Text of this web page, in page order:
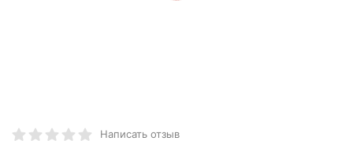
Написать отзыв